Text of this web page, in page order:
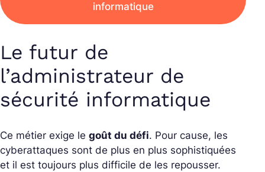
informatique
Le futur de
l’administrateur de
sécurité informatique
Ce métier exige le goût du défi. Pour cause, les
cyberattaques sont de plus en plus sophistiquées
et il est toujours plus difficile de les repousser.